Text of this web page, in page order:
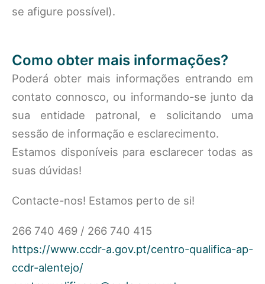
se afigure possível).
Como obter mais informações?
Poderá obter mais informações entrando em
contato connosco, ou informando-se junto da
sua entidade patronal, e solicitando uma
sessão de informação e esclarecimento.
Estamos disponíveis para esclarecer todas as
suas dúvidas!
Contacte-nos! Estamos perto de si!
266 740 469 / 266 740 415
https://www.ccdr-a.gov.pt/centro-qualifica-ap-
ccdr-alentejo/